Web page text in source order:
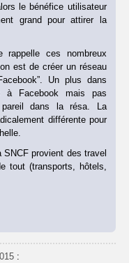
le bénéfice utilisateur
grand pour attirer la
ces nombreux
est de créer un réseau
Un plus dans
à Facebook mais pas
dans la résa. La
différente pour
provient des travel
tout (transports, hôtels,
: